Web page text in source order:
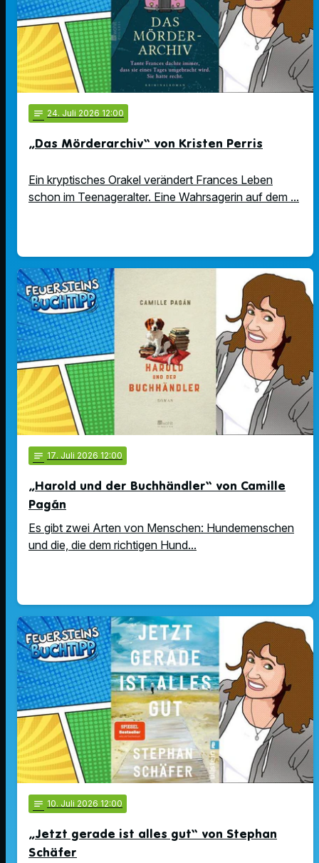
notes 24. Juli 2026 12:00
„Das Mörderarchiv“ von Kristen Perris
Ein kryptisches Orakel verändert Frances Leben
schon im Teenageralter. Eine Wahrsagerin auf dem ...
notes 17. Juli 2026 12:00
„Harold und der Buchhändler“ von Camille
Pagán
Es gibt zwei Arten von Menschen: Hundemenschen
und die, die dem richtigen Hund...
notes 10. Juli 2026 12:00
„Jetzt gerade ist alles gut“ von Stephan
Schäfer